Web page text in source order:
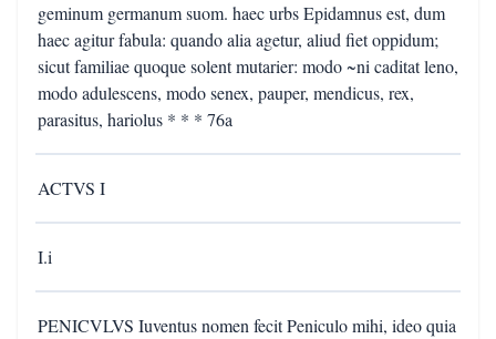
geminum germanum suom. haec urbs Epidamnus est, dum
haec agitur fabula: quando alia agetur, aliud fiet oppidum;
sicut familiae quoque solent mutarier: modo ~ni caditat leno,
modo adulescens, modo senex, pauper, mendicus, rex,
parasitus, hariolus * * * 76a
ACTVS I
I.i
PENICVLVS Iuventus nomen fecit Peniculo mihi, ideo quia